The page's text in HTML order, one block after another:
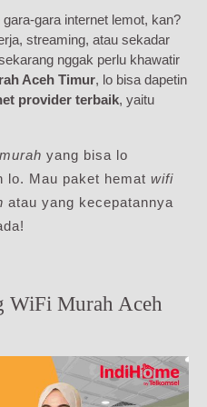
gara internet lemot, kan?
streaming, atau sekadar
nggak perlu khawatir
Aceh Timur, lo bisa dapetin
provider terbaik, yaitu
yang bisa lo
lo. Mau paket hemat wifi
atau yang kecepatannya
WiFi Murah Aceh